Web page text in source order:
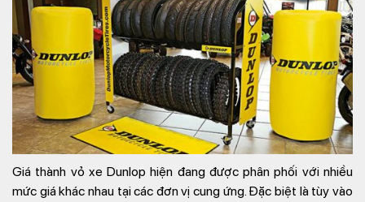
Giá thành vỏ xe Dunlop hiện đang được phân phối với nhiều
mức giá khác nhau tại các đơn vị cung ứng. Đặc biệt là tùy vào